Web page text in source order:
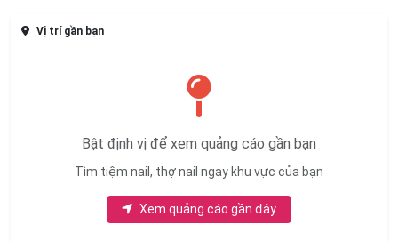
Vị trí gần bạn
Bật định vị để xem quảng cáo gần bạn
Tìm tiệm nail, thợ nail ngay khu vực của bạn
Xem quảng cáo gần đây